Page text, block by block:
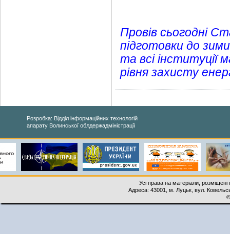
Провів сьогодні
підготовки до
та всі інституції
рівня захисту
Розробка: Відділ інформаційних технологій
апарату Волинської облдержадміністрації
Усі права на матеріали,
Адреса: 43001, м. Луцьк, вул.